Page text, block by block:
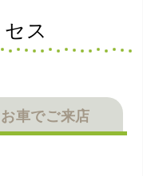
いたうえ、商品保
戻ってきた際には教
ス
お車でご来店